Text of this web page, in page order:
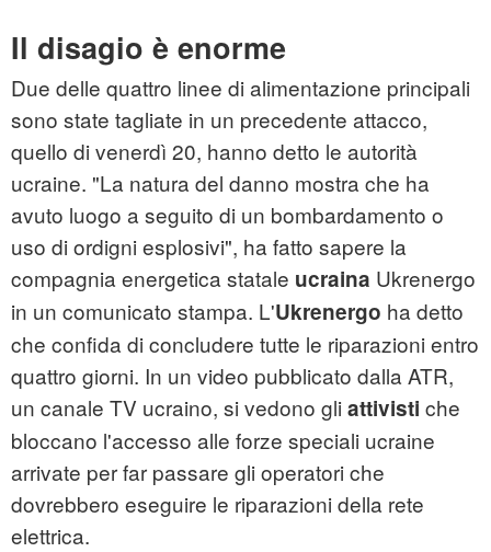
Il disagio è enorme
Due delle quattro linee di alimentazione principali
sono state tagliate in un precedente attacco,
quello di venerdì 20, hanno detto le autorità
ucraine. "La natura del danno mostra che ha
avuto luogo a seguito di un bombardamento o
uso di ordigni esplosivi", ha fatto sapere la
compagnia energetica statale ucraina Ukrenergo
in un comunicato stampa. L'Ukrenergo ha detto
che confida di concludere tutte le riparazioni entro
quattro giorni. In un video pubblicato dalla ATR,
un canale TV ucraino, si vedono gli attivisti che
bloccano l'accesso alle forze speciali ucraine
arrivate per far passare gli operatori che
dovrebbero eseguire le riparazioni della rete
elettrica.